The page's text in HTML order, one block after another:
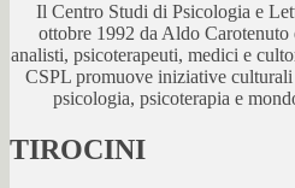
Il Centro Studi di Psicologia e
ottobre 1992 da Aldo
analisti, psicoterapeuti, medici e
CSPL promuove iniziative
psicologia, psicoterapia e
TIROCINI